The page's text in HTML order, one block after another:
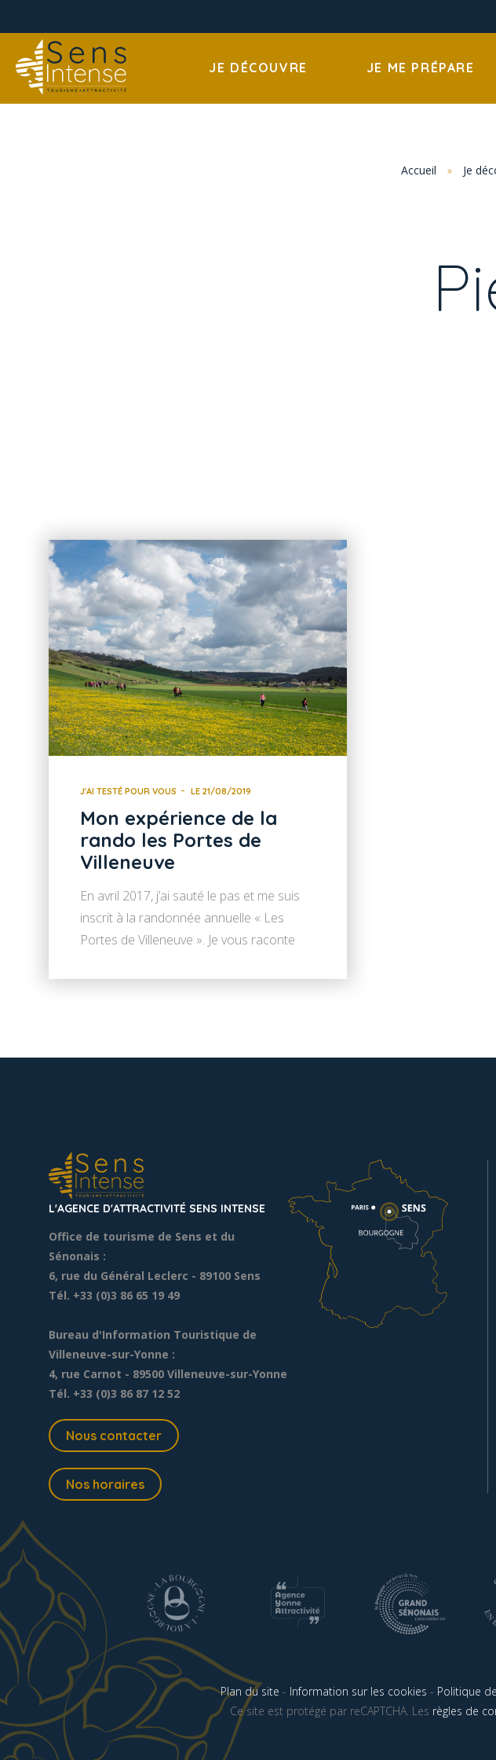
JE DÉCOUVRE JE ME PRÉPARE
Accueil » Je
J'AI TESTÉ POUR VOUS LE 21/08/2019
Mon expérience de la
rando les Portes de
Villeneuve
En avril 2017, j’ai sauté le pas et me suis
inscrit à la randonnée annuelle « Les
Portes de Villeneuve ». Je vous raconte
manifestation se déroule le 7 avril 2024.
L'AGENCE D'ATTRACTIVITÉ SENS INTENSE
Office de tourisme de Sens et du
Sénonais :
6, rue du Général Leclerc - 89100 Sens
Tél. +33 (0)3 86 65 19 49
Bureau d'Information Touristique de
Villeneuve-sur-Yonne :
4, rue Carnot - 89500 Villeneuve-sur-Yonne
Tél. +33 (0)3 86 87 12 52
Nous contacter
Nos horaires
Plan du site - Information sur les cookies - Politique
Ce site est protégé par reCAPTCHA. Les règles de